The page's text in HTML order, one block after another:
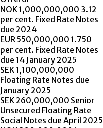
NOK 1,000,000,000 3.12
per cent. Fixed Rate Notes
due 2024
EUR 550,000,000 1.750
per cent. Fixed Rate Notes
due 14 January 2025
SEK 1,100,000,000
Floating Rate Notes due
January 2025
SEK 260,000,000 Senior
Unsecured Floating Rate
Social Notes due April 2025